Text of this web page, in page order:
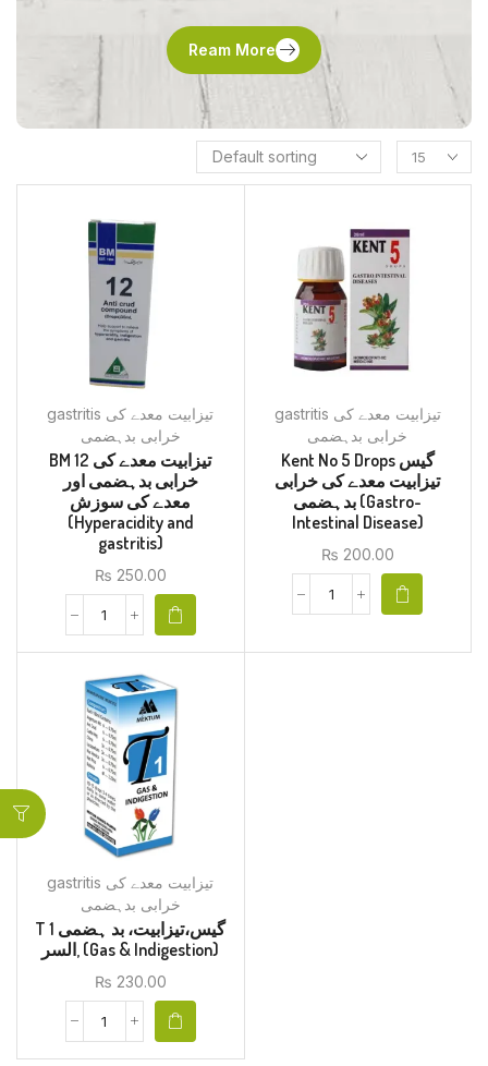
Ream More
gastritis تیزابیت معدے کی
خرابی بدہضمی
BM 12 تیزابیت معدے کی
خرابی بدہضمی اور
معدے کی سوزش
(Hyperacidity and
gastritis)
₨ 250.00
gastritis تیزابیت معدے کی
خرابی بدہضمی
Kent No 5 Drops گیس
تیزابیت معدے کی خرابی
بدہضمی (Gastro-
Intestinal Disease)
₨ 200.00
gastritis تیزابیت معدے کی
خرابی بدہضمی
T 1 گیس،تیزابیت، بد ہضمی
,السر (Gas & Indigestion)
₨ 230.00